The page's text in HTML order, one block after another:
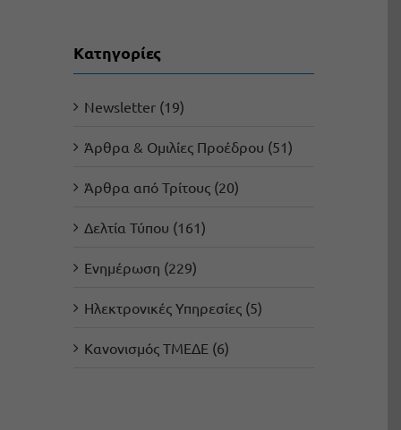
Kατηγορίες
Newsletter (19)
Άρθρα & Ομιλίες Προέδρου (51)
Άρθρα από Τρίτους (20)
Δελτία Τύπου (161)
Ενημέρωση (229)
Ηλεκτρονικές Υπηρεσίες (5)
Κανονισμός ΤΜΕΔΕ (6)